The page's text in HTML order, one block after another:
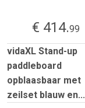
€ 414.99
vidaXL Stand-up
paddleboard
opblaasbaar met
zeilset blauw en...